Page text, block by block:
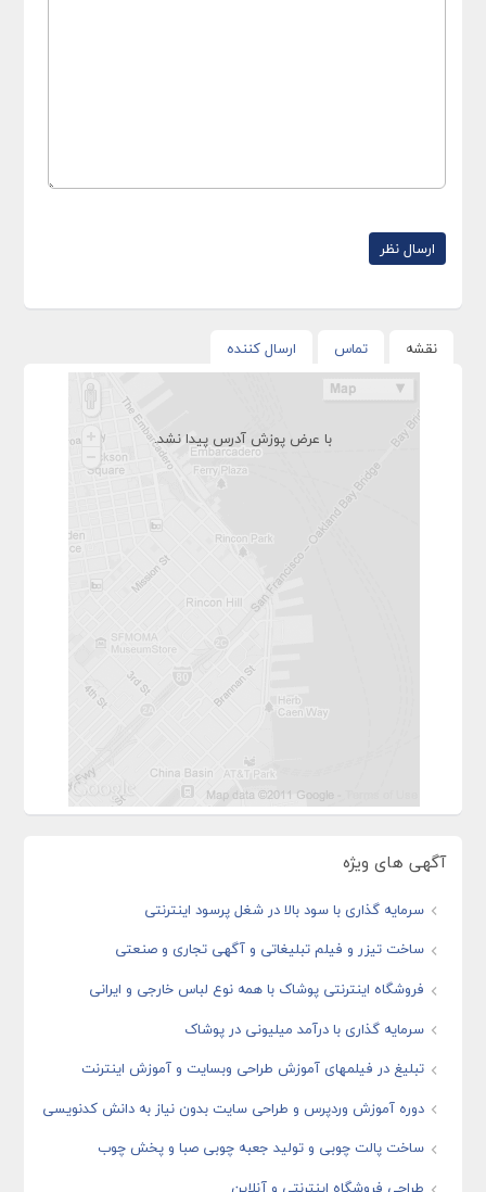
نقشه تماس ارسال کننده
با عرض پوزش آدرس پیدا نشد.
آگهی های ویژه
سرمایه گذاری با سود بالا در شغل پرسود اینترنتی
ساخت تیزر و فیلم تبلیغاتی و آگهی تجاری و صنعتی
فروشگاه اینترنتی پوشاک با همه نوع لباس خارجی و ایرانی
سرمایه گذاری با درآمد میلیونی در پوشاک
تبلیغ در فیلمهای آموزش طراحی وبسایت و آموزش اینترنت
دوره آموزش وردپرس و طراحی سایت بدون نیاز به دانش کدنویسی
ساخت پالت چوبی و تولید جعبه چوبی صبا و پخش چوب